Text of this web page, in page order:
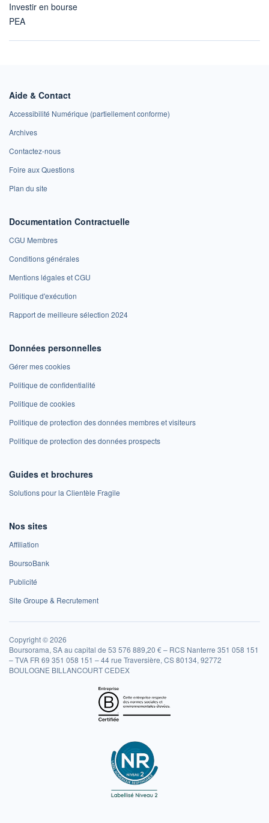
Investir en bourse
PEA
Aide & Contact
Accessibilité Numérique (partiellement conforme)
Archives
Contactez-nous
Foire aux Questions
Plan du site
Documentation Contractuelle
CGU Membres
Conditions générales
Mentions légales et CGU
Politique d'exécution
Rapport de meilleure sélection 2024
Données personnelles
Gérer mes cookies
Politique de confidentialité
Politique de cookies
Politique de protection des données membres et visiteurs
Politique de protection des données prospects
Guides et brochures
Solutions pour la Clientèle Fragile
Nos sites
Affiliation
BoursoBank
Publicité
Site Groupe & Recrutement
Copyright © 2026
Boursorama, SA au capital de 53 576 889,20 € – RCS Nanterre 351 058 151
– TVA FR 69 351 058 151 – 44 rue Traversière, CS 80134, 92772
BOULOGNE BILLANCOURT CEDEX